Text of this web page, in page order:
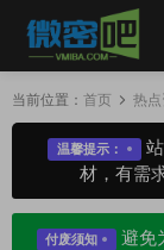
当前位置： 首页 热
温馨提示：
材，有需
付废须知
避免